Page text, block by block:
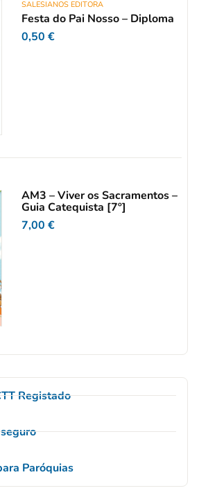
SALESIANOS EDITORA
Festa do Pai Nosso – Diploma
0,50€
AM3 – Viver os Sacramentos –
Guia Catequista [7º]
7,00€
Registado
Paróquias